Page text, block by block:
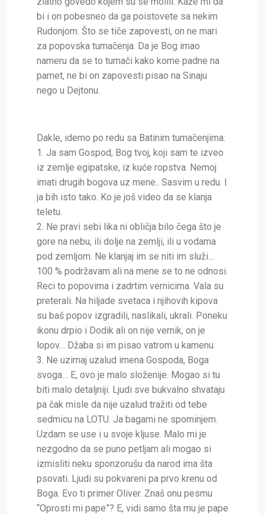
bi i on pobesneo da ga poistovete sa nekim
Rudonjom. Što se tiče zapovesti, on ne mari
za popovska tumačenja. Da je Bog imao
nameru da se to tumači kako kome padne na
pamet, ne bi on zapovesti pisao na Sinaju
nego u Dejtonu.
Dakle, idemo po redu sa Batinim tumačenjima:
1. Ja sam Gospod, Bog tvoj, koji sam te izveo
iz zemlje egipatske, iz kuće ropstva. Nemoj
imati drugih bogova uz mene.. Sasvim u redu. I
ja bih isto tako. Ko je još video da se klanja
teletu.
2. Ne pravi sebi lika ni obličja bilo čega što je
gore na nebu, ili dolje na zemlji, ili u vodama
pod zemljom. Ne klanjaj im se niti im služi…
100 % podržavam ali na mene se to ne odnosi.
Reci to popovima i zadrtim vernicima. Vala su
preterali. Na hiljade svetaca i njihovih kipova
su baš popov izgradili, naslikali, ukrali. Poneku
ikonu drpio i Dodik ali on nije vernik, on je
lopov… Džaba si im pisao vatrom u kamenu.
3. Ne uzimaj uzalud imena Gospoda, Boga
svoga… E, ovo je malo složenije. Mogao si tu
biti malo detaljniji. Ljudi sve bukvalno shvataju
pa čak misle da nije uzalud tražiti od tebe
sedmicu na LOTU. Ja bagami ne spominjem.
Uzdam se use i u svoje kljuse. Malo mi je
nezgodno da se puno petljam ali mogao si
izmisliti neku sponzorušu da narod ima šta
psovati. Ljudi su pokvareni pa prvo krenu od
Boga. Evo ti primer Oliver. Znaš onu pesmu
“Oprosti mi pape”? E, vidi samo šta mu je pape